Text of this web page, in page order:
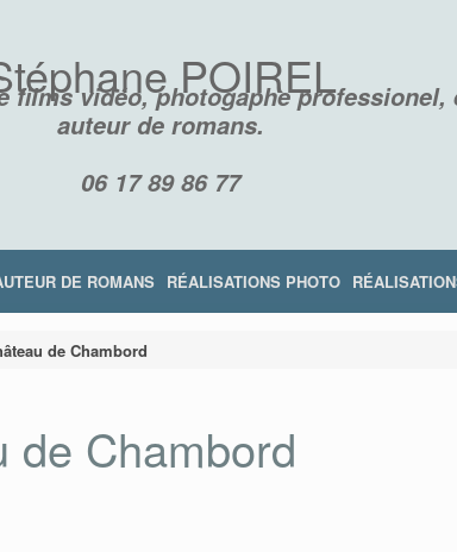
POIREL
films vidéo, photogaphe professionel,
auteur de romans.
06 17 89 86 77
DE ROMANS RÉALISATIONS PHOTO
de Chambord
de Chambord